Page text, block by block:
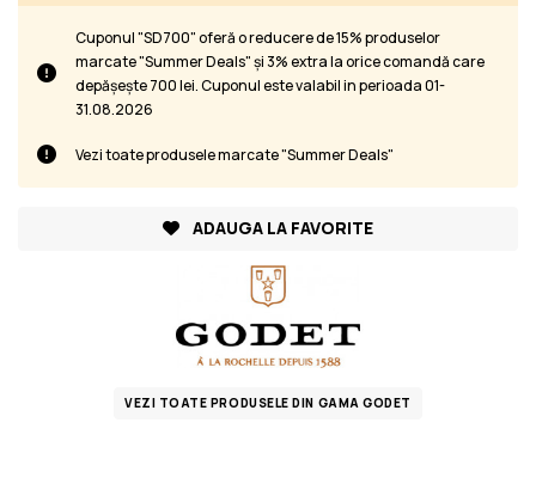
Cuponul "SD700" oferă o reducere de 15% produselor
marcate "Summer Deals" și 3% extra la orice comandă care
depășește 700 lei. Cuponul este valabil in perioada 01-
31.08.2026
Vezi toate produsele marcate "Summer Deals"
ADAUGA LA FAVORITE
VEZI TOATE PRODUSELE DIN GAMA GODET